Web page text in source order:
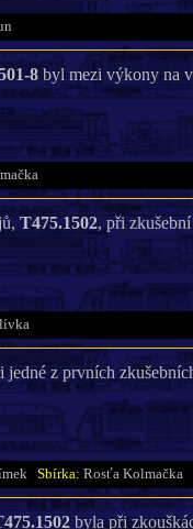
8byl mezi výkony na
T475.1502, při
z prvních
Sbírka: Rosťa Kolmačka
byla při